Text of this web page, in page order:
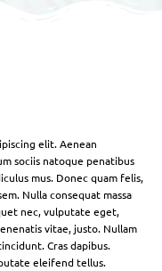
elit. Aenean
sociis natoque penatibus
mus. Donec quam felis,
Nulla consequat massa
nec, vulputate eget,
vitae, justo. Nullam
Cras dapibus.
eleifend tellus.